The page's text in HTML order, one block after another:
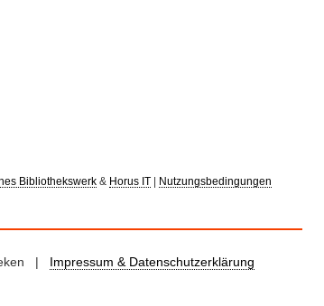
Bibliothekswerk& Horus IT| Nutzungsbedingungen
| Impressum & Datenschutzerklärung